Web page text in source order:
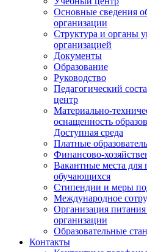
Основные сведения
организации
Структура и органы
организацией
Документы
Образование
Руководство
Педагогический
центр
Материально-
оснащенность
Доступная среда
Платные
Финансово-
Вакантные места для
обучающихся
Стипендии и меры
Международное
Организация питания
организации
Образовательные
Контакты